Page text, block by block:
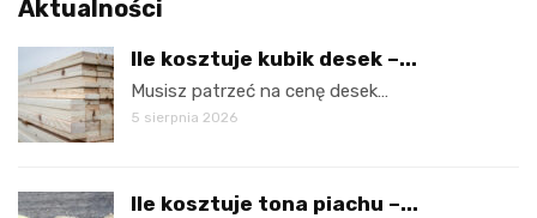
Aktualności
Ile kosztuje kubik desek –...
Musisz patrzeć na cenę desek…
5 sierpnia 2026
Ile kosztuje tona piachu –...